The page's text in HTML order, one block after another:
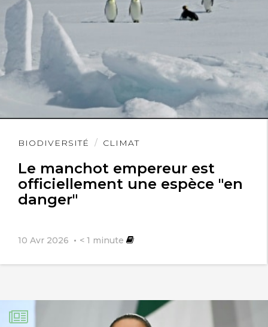
BIODIVERSITÉ CLIMAT
Le manchot empereur est
officiellement une espèce "en
danger"
10 Avr 2026 < 1 minute
Lire